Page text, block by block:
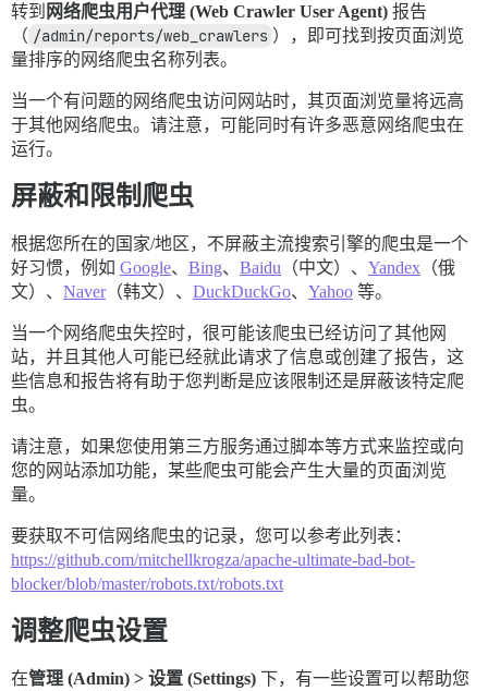
转到 网络爬虫用户代理 (Web Crawler User Agent) 报告
（ /admin/reports/web_crawlers ），即可找到按页面浏览
量排序的网络爬虫名称列表。
当一个有问题的网络爬虫访问网站时，其页面浏览量将远高
于其他网络爬虫。请注意，可能同时有许多恶意网络爬虫在
运行。
屏蔽和限制爬虫
根据您所在的国家/地区，不屏蔽主流搜索引擎的爬虫是一个
好习惯，例如 Google、 Bing、 Baidu （中文）、 Yandex （俄
文）、 Naver（韩文）、 DuckDuckGo、 Yahoo 等。
当一个网络爬虫失控时，很可能该爬虫已经访问了其他网
站，并且其他人可能已经就此请求了信息或创建了报告，这
些信息和报告将有助于您判断是应该限制还是屏蔽该特定爬
虫。
请注意，如果您使用第三方服务通过脚本等方式来监控或向
您的网站添加功能，某些爬虫可能会产生大量的页面浏览
量。
要获取不可信网络爬虫的记录，您可以参考此列表：
https://github.com/mitchellkrogza/apache-ultimate-bad-bot-
blocker/blob/master/robots.txt/robots.txt
调整爬虫设置
在管理 (Admin) > 设置 (Settings) 下，有一些设置可以帮助您